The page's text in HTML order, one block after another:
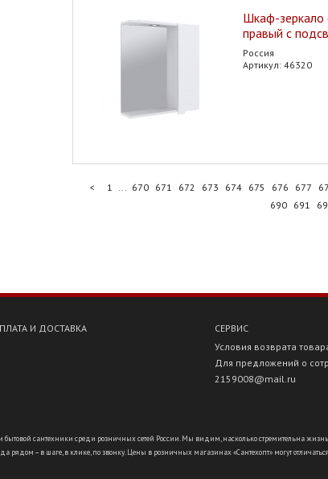
Шкаф-зеркало
правый с
Россия
Артикул: 46320
< 1 ... 670 671 672 673 674 675 676 677
690
691
И ДОСТАВКА
СЕРВИС
Условия возврата
Для предложений о
2159008@mail.ru
сантехники среди розничных сетей России. Мы видим, насколько стремительна жизнь
рядом – в шаге, в клике, по звонку. Цены в розничных магазинах «Сантехопт» могут